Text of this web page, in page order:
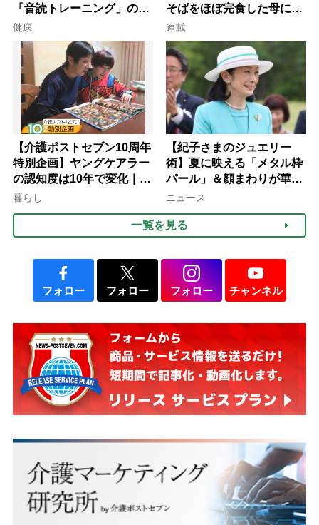
「音読トレーニング」の極
意
健康
そばをほぼ完食した母に息
子が血の気が引いた理由
連載
【介護ポストセブン10周年
特別企画】ヤングケアラー
の認知度は10年で変化｜流
行語大賞にノミネート、法
暮らし
【紀子さまのジュエリー
術】夏に映える「メタル枠
パール」＆顔まわりが華や
ぐ「揺れる一粒」の使い分
ニュース
一覧を見る
フォロー フォロー フォロー チャンネル